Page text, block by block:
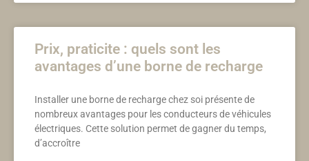
Prix, praticite : quels sont les
avantages d’une borne de recharge
Installer une borne de recharge chez soi présente de
nombreux avantages pour les conducteurs de véhicules
électriques. Cette solution permet de gagner du temps,
d’accroître